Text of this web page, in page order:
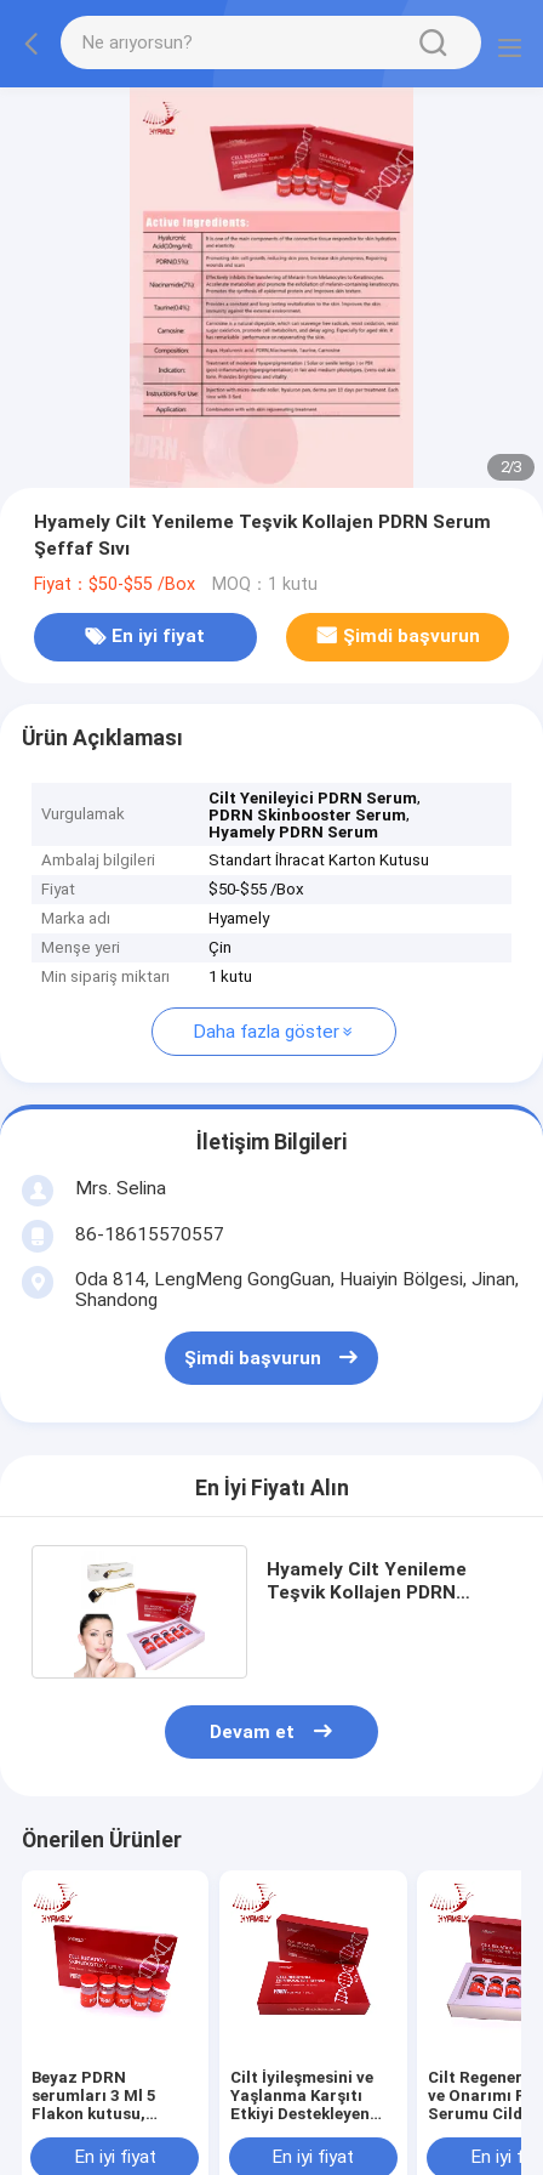
2/3
Hyamely Cilt Yenileme Teşvik Kollajen PDRN Serum
Şeffaf Sıvı
Fiyat：$50-$55 /Box MOQ：1 kutu
En iyi fiyat Şimdi başvurun
Ürün Açıklaması
Vurgulamak
Cilt Yenileyici PDRN Serum,
PDRN Skinbooster Serum,
Hyamely PDRN Serum
Ambalaj bilgileri
Standart İhracat Karton Kutusu
Fiyat
$50-$55 /Box
Marka adı
Hyamely
Menşe yeri
Çin
Min sipariş miktarı
1 kutu
Daha fazla göster
İletişim Bilgileri
Mrs. Selina
86-18615570557
Oda 814, LengMeng GongGuan, Huaiyin Bölgesi, Jinan,
Shandong
Şimdi başvurun
En İyi Fiyatı Alın
Hyamely Cilt Yenileme
Teşvik Kollajen PDRN
Devam et
Önerilen Ürünler
Beyaz PDRN
serumları 3 Ml 5
Flakon kutusu,
cilt iyileşmesini
destekleyen
En iyi fiyat
Cilt İyileşmesini ve
Yaşlanma Karşıtı
Etkiyi Destekleyen
PDRN Serumu
En iyi fiyat
Cilt
ve Onarımı
Serumu Cildin
Canlılığını
En iyi